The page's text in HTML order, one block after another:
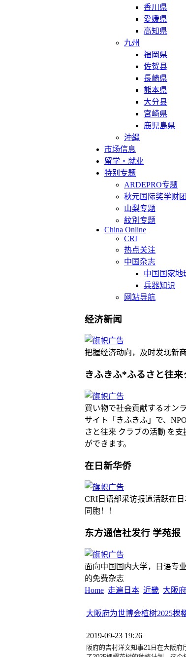
香川県
愛媛県
高知県
九州
福岡県
佐贺县
長崎県
熊本県
大分县
宮崎県
鹿児島県
沖縄
市场信息
留学・就业
特别专题
ARDEPRO专题
秋元国际奖学财
山梨专题
紋別专题
China Online
CRI
热点关注
中国杂志
中国国家地
兵器知识
网站导航
经济新闻
把握经济动向，及时发现新商
きふきふ*ふるさと往来
買い物で社会貢献するオン
サイト「きふきふ」で、
さと往来 クラブの活動 を支
ができます。
在日新华侨
CRI日语部采访报道活跃在
同胞！！
东方通信社发行 学苑报
面向中国国内大学，日语专
的免费杂志
Home 走遍日本 近畿 大阪府
大阪府为世博会植树2025棵
2019-09-23 19:26
阪府的吉村洋文知事21日在大阪府